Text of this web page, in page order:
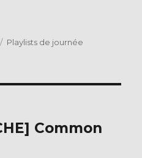
Catégories
Playlists de journée
Common